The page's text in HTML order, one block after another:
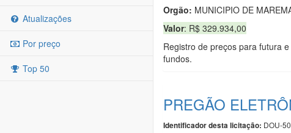
Atualizações
Por preço
Top 50
Orgão: MUNICIPIO DE
Valor: R$ 329.934,00
Registro de preços para futura
fundos.
PREGÃO
Identificador desta licitação: DOU-